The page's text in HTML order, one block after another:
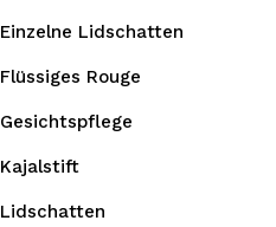
Einzelne Lidschatten
Flüssiges Rouge
Gesichtspflege
Kajalstift
Lidschatten